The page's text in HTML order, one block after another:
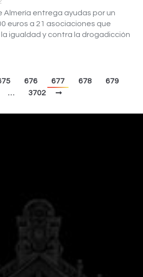
Almería entrega ayudas por un
euros a 21 asociaciones que
igualdad y contra la drogadicción
676 677 678
679
…
3702